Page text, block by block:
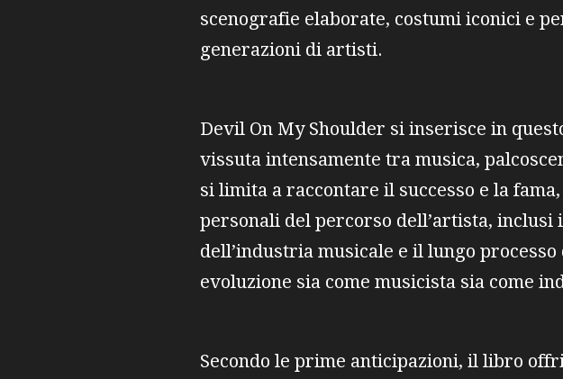
scenografie elaborate, costumi iconici e
generazioni di artisti.
Devil On My Shoulder si inserisce in
vissuta intensamente tra musica,
si limita a raccontare il successo e la
personali del percorso dell’artista,
dell’industria musicale e il lungo
evoluzione sia come musicista sia come
Secondo le prime anticipazioni, il libro